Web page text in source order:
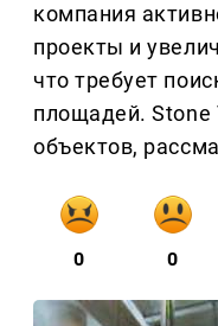
компания
проекты и
что требует
площадей. Stone
объектов,
0 0